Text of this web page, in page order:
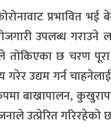
प्रभावित
उपलब्ध
तोकिएका छ चरण पूरा
उद्यम गर्न
बाख्रापालन,
उत्प्रेरित गरिरहेको